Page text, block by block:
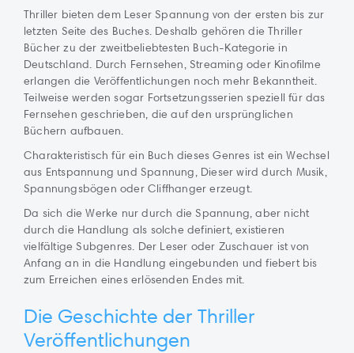
Thriller bieten dem Leser Spannung von der ersten bis zur
letzten Seite des Buches. Deshalb gehören die Thriller
Bücher zu der zweitbeliebtesten Buch-Kategorie in
Deutschland. Durch Fernsehen, Streaming oder Kinofilme
erlangen die Veröffentlichungen noch mehr Bekanntheit.
Teilweise werden sogar Fortsetzungsserien speziell für das
Fernsehen geschrieben, die auf den ursprünglichen
Büchern aufbauen.
Charakteristisch für ein Buch dieses Genres ist ein Wechsel
aus Entspannung und Spannung, Dieser wird durch Musik,
Spannungsbögen oder Cliffhanger erzeugt.
Da sich die Werke nur durch die Spannung, aber nicht
durch die Handlung als solche definiert, existieren
vielfältige Subgenres. Der Leser oder Zuschauer ist von
Anfang an in die Handlung eingebunden und fiebert bis
zum Erreichen eines erlösenden Endes mit.
Die Geschichte der Thriller
Veröffentlichungen